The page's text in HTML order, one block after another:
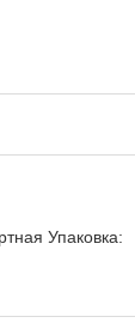
Упаковка: